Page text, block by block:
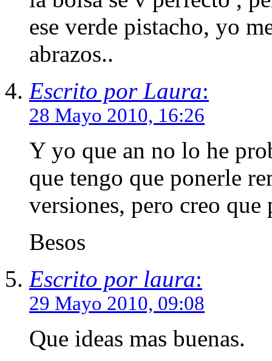
ese verde pistacho, yo
abrazos..
Escrito por Laura:
28 Mayo 2010, 16:26
Y yo que an no lo he
que tengo que ponerle
versiones, pero creo
Besos
Escrito por laura:
29 Mayo 2010, 09:08
Que ideas mas buenas.